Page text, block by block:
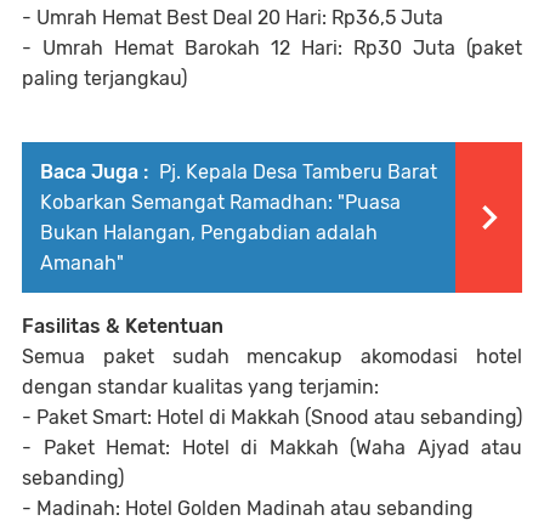
- Umrah Hemat Best Deal 20 Hari: Rp36,5 Juta
- Umrah Hemat Barokah 12 Hari: Rp30 Juta (paket
paling terjangkau)
Baca Juga : Pj. Kepala Desa Tamberu Barat
Kobarkan Semangat Ramadhan: "Puasa
Bukan Halangan, Pengabdian adalah
Amanah"
Fasilitas & Ketentuan
Semua paket sudah mencakup akomodasi hotel
dengan standar kualitas yang terjamin:
- Paket Smart: Hotel di Makkah (Snood atau sebanding)
- Paket Hemat: Hotel di Makkah (Waha Ajyad atau
sebanding)
- Madinah: Hotel Golden Madinah atau sebanding